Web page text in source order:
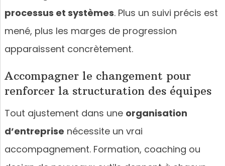
processus et systèmes. Plus un suivi précis est
mené, plus les marges de progression
apparaissent concrètement.
Accompagner le changement pour
renforcer la structuration des équipes
Tout ajustement dans une organisation
d’entreprise nécessite un vrai
accompagnement. Formation, coaching ou